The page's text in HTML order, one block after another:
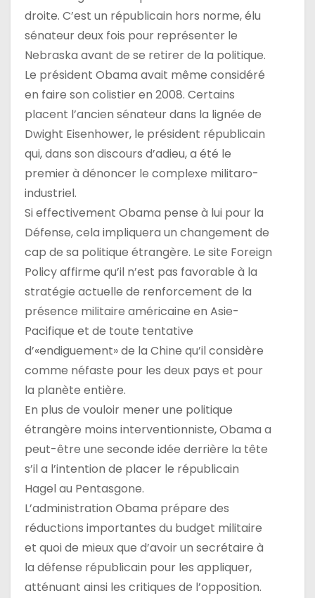
droite. C’est un républicain hors norme, élu
sénateur deux fois pour représenter le
Nebraska avant de se retirer de la politique.
Le président Obama avait même considéré
en faire son colistier en 2008. Certains
placent l’ancien sénateur dans la lignée de
Dwight Eisenhower, le président républicain
qui, dans son discours d’adieu, a été le
premier à dénoncer le complexe militaro-
industriel.
Si effectivement Obama pense à lui pour la
Défense, cela impliquera un changement de
cap de sa politique étrangère. Le site Foreign
Policy affirme qu’il n’est pas favorable à la
stratégie actuelle de renforcement de la
présence militaire américaine en Asie-
Pacifique et de toute tentative
d’«endiguement» de la Chine qu’il considère
comme néfaste pour les deux pays et pour
la planète entière.
En plus de vouloir mener une politique
étrangère moins interventionniste, Obama a
peut-être une seconde idée derrière la tête
s’il a l’intention de placer le républicain
Hagel au Pentasgone.
L’administration Obama prépare des
réductions importantes du budget militaire
et quoi de mieux que d’avoir un secrétaire à
la défense républicain pour les appliquer,
atténuant ainsi les critiques de l’opposition.